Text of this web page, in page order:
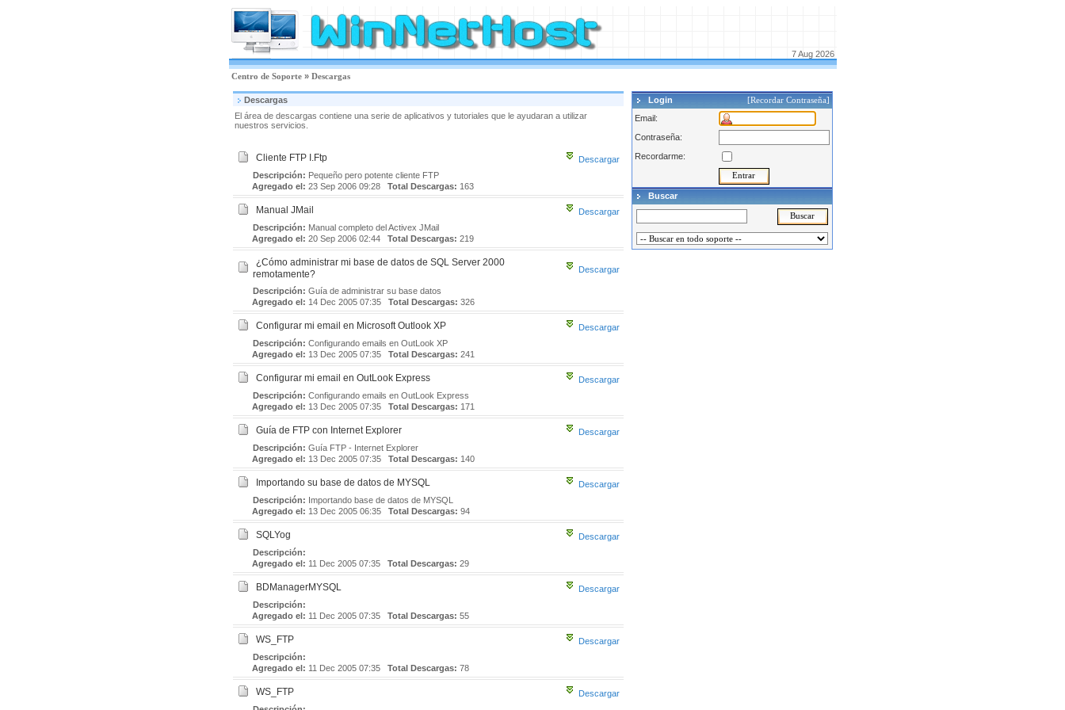
7 Aug 2026
Centro de Soporte» Descargas
Descargas
El área de descargas contiene una serie de aplicativos y tutoriales que le ayudaran a utilizar
nuestros servicios.
Cliente FTP I.Ftp
Descargar
Descripción: Pequeño pero potente cliente FTP
Agregado el: 23 Sep 2006 09:28 Total Descargas: 163
Manual JMail
Descargar
Descripción: Manual completo del Activex JMail
Agregado el: 20 Sep 2006 02:44 Total Descargas: 219
¿Cómo administrar mi base de datos de SQL Server 2000
remotamente?
Descargar
Descripción: Guía de administrar su base datos
Agregado el: 14 Dec 2005 07:35 Total Descargas: 326
Configurar mi email en Microsoft Outlook XP
Descargar
Descripción: Configurando emails en OutLook XP
Agregado el: 13 Dec 2005 07:35 Total Descargas: 241
Configurar mi email en OutLook Express
Descargar
Descripción: Configurando emails en OutLook Express
Agregado el: 13 Dec 2005 07:35 Total Descargas: 171
Guía de FTP con Internet Explorer
Descargar
Descripción: Guía FTP - Internet Explorer
Agregado el: 13 Dec 2005 07:35 Total Descargas: 140
Importando su base de datos de MYSQL
Descargar
Descripción: Importando base de datos de MYSQL
Agregado el: 13 Dec 2005 06:35 Total Descargas: 94
SQLYog
Descargar
Descripción:
Agregado el: 11 Dec 2005 07:35 Total Descargas: 29
BDManagerMYSQL
Descargar
Descripción:
Agregado el: 11 Dec 2005 07:35 Total Descargas: 55
WS_FTP
Descargar
Descripción:
Agregado el: 11 Dec 2005 07:35 Total Descargas: 78
WS_FTP
Descargar
Login
[Recordar Contraseña]
Email:
Contraseña:
Recordarme:
Buscar